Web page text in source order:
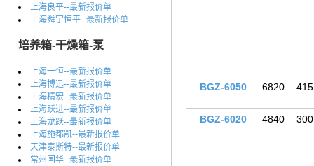
上海良平--最新报价单
上海舜宇恒平--最新报价单
培养箱-干燥箱-泵
上海一恒--最新报价单
上海博迅--最新报价单
上海精宏--最新报价单
上海跃进--最新报价单
上海龙跃--最新报价单
上海施都凯--最新报价单
天津泰斯特--最新报价单
常州国华--最新报价单
BGZ-6050 6820
BGZ-6020 4840